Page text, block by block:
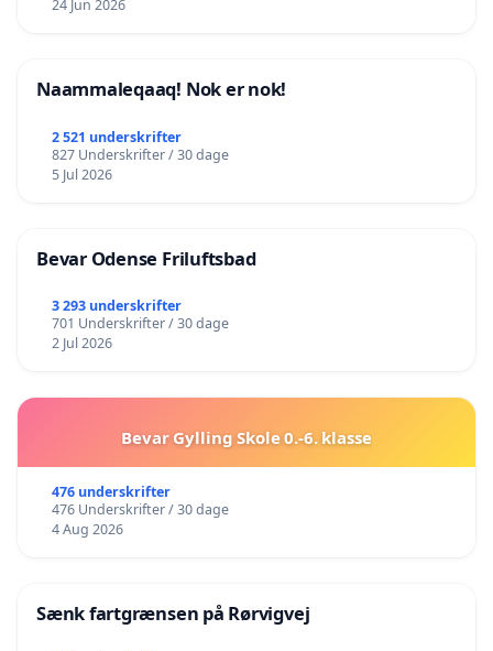
24 Jun 2026
Naammaleqaaq! Nok er nok!
2 521 underskrifter
827 Underskrifter / 30 dage
5 Jul 2026
Bevar Odense Friluftsbad
3 293 underskrifter
701 Underskrifter / 30 dage
2 Jul 2026
Bevar Gylling Skole 0.-6. klasse
476 underskrifter
476 Underskrifter / 30 dage
4 Aug 2026
Sænk fartgrænsen på Rørvigvej